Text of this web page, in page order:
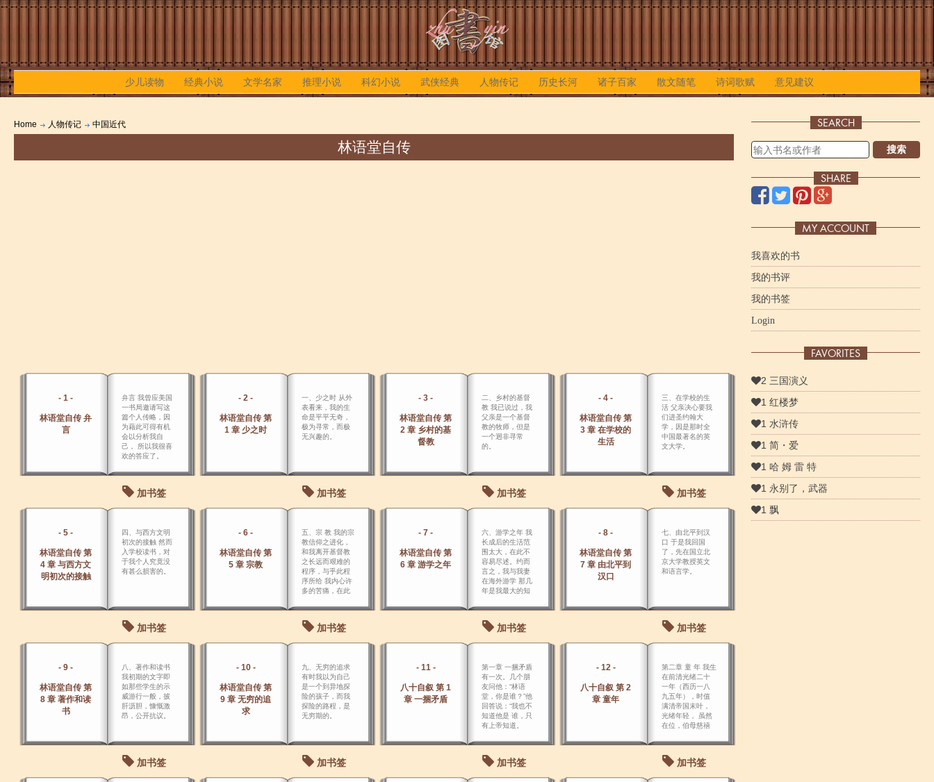
少儿读物 经典小说 文学名家 推理小说 科幻小说 武侠经典 人物传记 历史长河 诸子百家 散文随笔 诗词歌赋 意见建议
Home 人物传记 中国近代
林语堂自传
- 1 -
林语堂自传 弁
言
弁言 我曾应美国
一书局邀请写这
篇个人传略，因
为藉此可得有机
会以分析我自
己， 所以我很喜
欢的答应了。
加书签
- 2 -
林语堂自传 第
1 章 少之时
一、少之时 从外
表看来，我的生
命是平平无奇，
极为寻常，而极
无兴趣的。
加书签
- 3 -
林语堂自传 第
2 章 乡村的基
督教
二、乡村的基督
教 我已说过，我
父亲是一个基督
教的牧师，但是
一个迥非寻常
的。
加书签
- 4 -
林语堂自传 第
3 章 在学校的
生活
三、在学校的生
活 父亲决心要我
们进圣约翰大
学，因是那时全
中国最著名的英
文大学。
加书签
- 5 -
林语堂自传 第
4 章 与西方文
明初次的接触
四、与西方文明
初次的接触 然而
入学校读书，对
于我个人究竟没
有甚么损害的。
加书签
- 6 -
林语堂自传 第
5 章 宗教
五、宗 教 我的宗
教信仰之进化，
和我离开基督教
之长远而艰难的
程序，与乎此程
序所给 我内心许
多的苦痛，在此
能认真详述了，
只可略说其梗
概。 加书签
- 7 -
林语堂自传 第
6 章 游学之年
六、游学之年 我
长成后的生活范
围太大，在此不
容易尽述。约而
言之，我与我妻
在海外游学 那几
年是我最大的知
也是我社交上的
极幼稚时期。
加书签
- 8 -
林语堂自传 第
7 章 由北平到
汉口
七、由北平到汉
口 于是我回国
了，先在国立北
京大学教授英文
和语言学。
加书签
- 9 -
林语堂自传 第
8 章 著作和读
书
八、著作和读书
我初期的文字即
如那些学生的示
威游行一般，披
肝沥胆，慷慨激
昂，公开抗议。
加书签
- 10 -
林语堂自传 第
9 章 无穷的追
求
九、无穷的追求
有时我以为自己
是一个到异地探
险的孩子，而我
探险的路程，是
无穷期的。
加书签
- 11 -
八十自叙 第 1
章 一捆矛盾
第一章 一捆矛盾
有一次。几个朋
友问他：“林语
堂，你是谁？”他
回答说：“我也不
知道他是 谁，只
有上帝知道。
加书签
- 12 -
八十自叙 第 2
章 童年
第二章 童 年 我生
在前清光绪二十
一年（西历一八
九五年），时值
满清帝国末叶，
光绪年轻， 虽然
在位，伯母慈禧
权，在国势岌岌
可危之日，这位
老太婆骄奢淫
加书签
SEARCH
搜索
SHARE
MY ACCOUNT
我喜欢的书
我的书评
我的书签
Login
FAVORITES
2 三国演义
1 红楼梦
1 水浒传
1 简・爱
1 哈 姆 雷 特
1 永别了，武器
1 飘